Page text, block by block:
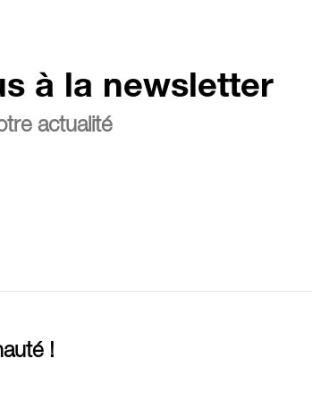
à la newsletter
actualité
!